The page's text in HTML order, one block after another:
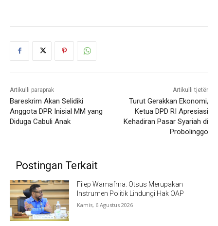
Artikulli paraprak
Bareskrim Akan Selidiki
Anggota DPR Inisial MM yang
Diduga Cabuli Anak
Artikulli tjetër
Turut Gerakkan Ekonomi,
Ketua DPD RI Apresiasi
Kehadiran Pasar Syariah di
Probolinggo
Postingan Terkait
Filep Wamafma: Otsus Merupakan
Instrumen Politik Lindungi Hak OAP
Kamis, 6 Agustus 2026